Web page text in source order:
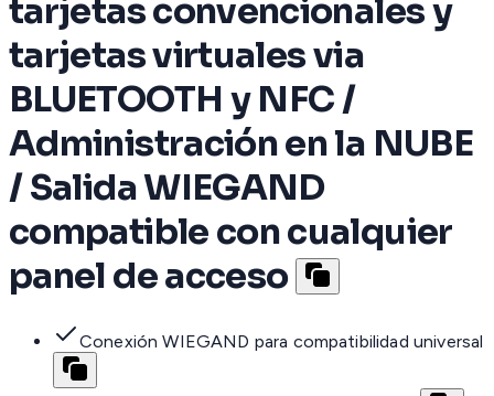
tarjetas convencionales y
tarjetas virtuales via
BLUETOOTH y NFC /
Administración en la NUBE
/ Salida WIEGAND
compatible con cualquier
panel de acceso
Conexión WIEGAND para compatibilidad universal